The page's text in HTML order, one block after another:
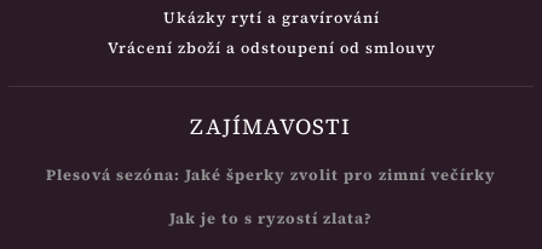
Ukázky rytí a gravírování
Vrácení zboží a odstoupení od smlouvy
ZAJÍMAVOSTI
Plesová sezóna: Jaké šperky zvolit pro zimní večírky
Jak je to s ryzostí zlata?